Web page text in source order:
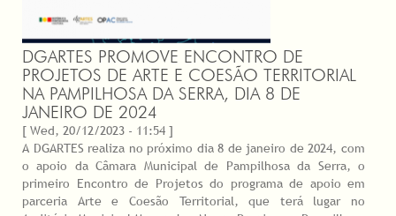
DGARTES PROMOVE ENCONTRO DE
PROJETOS DE ARTE E COESÃO TERRITORIAL
NA PAMPILHOSA DA SERRA, DIA 8 DE
JANEIRO DE 2024
[ Wed, 20/12/2023 - 11:54 ]
A DGARTES realiza no próximo dia 8 de janeiro de 2024, com
o apoio da Câmara Municipal de Pampilhosa da Serra, o
primeiro Encontro de Projetos do programa de apoio em
parceria Arte e Coesão Territorial, que terá lugar no